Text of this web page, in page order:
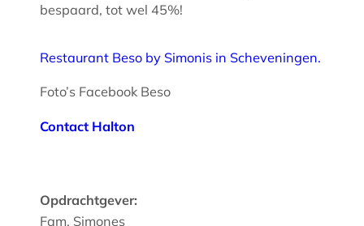
bespaard, tot wel 45%!
Restaurant Beso by Simonis in Scheveningen.
Foto’s Facebook Beso
Contact Halton
Opdrachtgever:
Fam. Simones